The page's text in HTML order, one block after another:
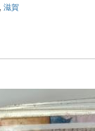
滋賀